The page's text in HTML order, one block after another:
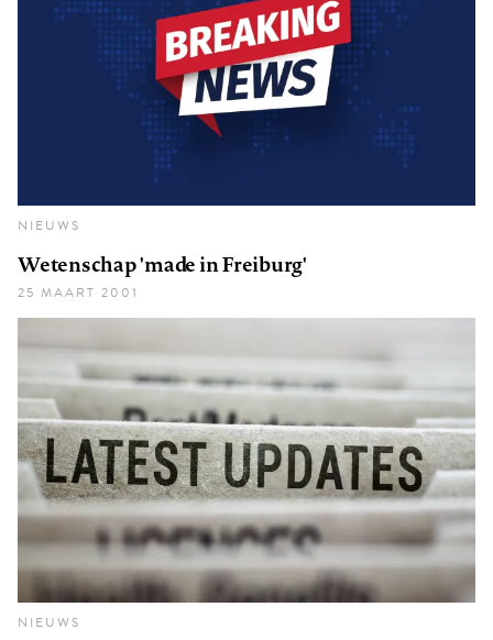
NIEUWS
Wetenschap 'made in Freiburg'
25 MAART 2001
NIEUWS